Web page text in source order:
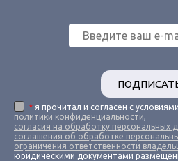
* я прочитал и согласен с условиями
политики конфиденциальности,
согласия на обработку персональных
соглашения об обработке
ограничения ответственности
юридическими документами